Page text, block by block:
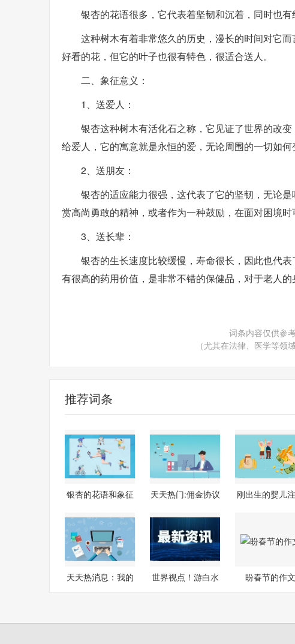
银杏的花语很多，它代表着坚韧和沉着，同时也有
这种树木有着非常悠久的历史，漫长的时间对它
好看的花，但它的叶子也很有特色，很适合送人。
二、象征意义：
1、送爱人：
银杏这种树木有活化石之称，它见证了世界的改
给爱人，它的寓意就是永恒的爱，无论周围的一切如何
2、送朋友：
银杏的适应能力很强，这代表了它的坚韧，无论
赏高尚勇敢的精神，或者作为一种鼓励，在面对困境时
3、送长辈：
银杏的生长速度比较缓慢，寿命很长，因此也代
有很高的药用价值，是非常不错的保健品，对于老人的
词条内容仅供参
（尤其在法律、医学等领
推荐词条
银杏的花语和象征
天天热门:佣金协议
刚出生的婴儿
天天热消息：我的
世界视点！游白水
盼春节的作文